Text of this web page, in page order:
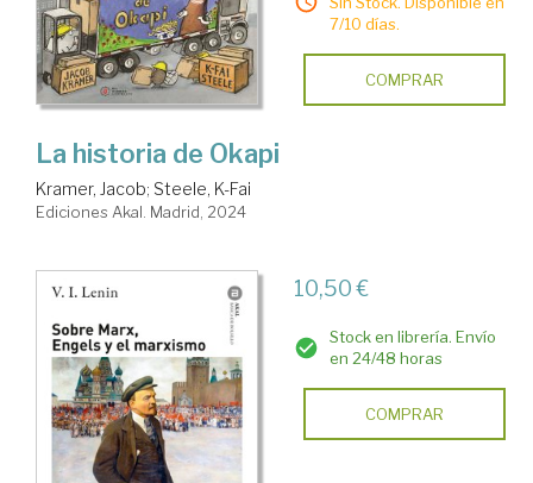
7/10 días.
COMPRAR
La historia de Okapi
Kramer, Jacob; Steele, K-Fai
Ediciones Akal. Madrid, 2024
10,50 €
Stock en librería. Envío
en 24/48 horas
COMPRAR